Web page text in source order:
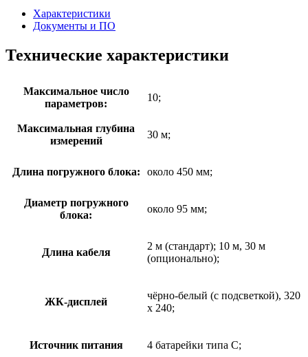
Характеристики
Документы и ПО
Технические характеристики
Максимальное число
параметров:
10;
Максимальная глубина
измерений
30 м;
Длина погружного блока: около 450 мм;
Диаметр погружного
блока:
около 95 мм;
Длина кабеля
2 м (стандарт); 10 м, 30 м
(опционально);
ЖК-дисплей
чёрно-белый (с подсветкой), 320
x 240;
Источник питания 4 батарейки типа C;